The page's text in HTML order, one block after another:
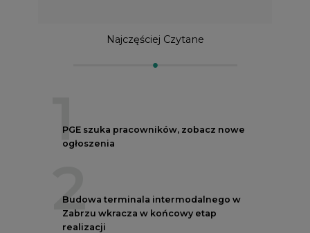
Najczęściej Czytane
1
PGE szuka pracowników, zobacz nowe
ogłoszenia
2
Budowa terminala intermodalnego w
Zabrzu wkracza w końcowy etap
realizacji